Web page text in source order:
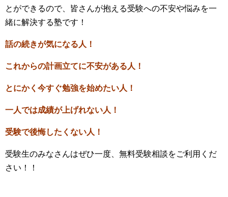
とができるので、皆さんが抱える受験への不安や悩みを一
緒に解決する塾です！
話の続きが気になる人！
これからの計画立てに不安がある人！
とにかく今すぐ勉強を始めたい人！
一人では成績が上げれない人！
受験で後悔したくない人！
受験生のみなさんはぜひ一度、無料受験相談をご利用くだ
さい！！